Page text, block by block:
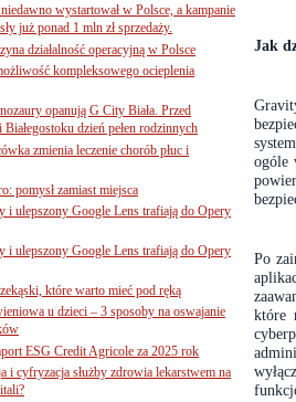
Jak
ogóle
Po
które
wystartował w Polsce, a kampanie
już ponad 1 mln zł sprzedaży.
działalność operacyjną w Polsce
kompleksowego ocieplenia
opanują G City Biała. Przed
Białegostoku dzień pełen rodzinnych
zmienia leczenie chorób płuc i
pomysł zamiast miejsca
i ulepszony Google Lens trafiają do Opery
i ulepszony Google Lens trafiają do Opery
które warto mieć pod ręką
u dzieci – 3 sposoby na oswajanie
ESG Credit Agricole za 2025 rok
i cyfryzacja służby zdrowia lekarstwem na